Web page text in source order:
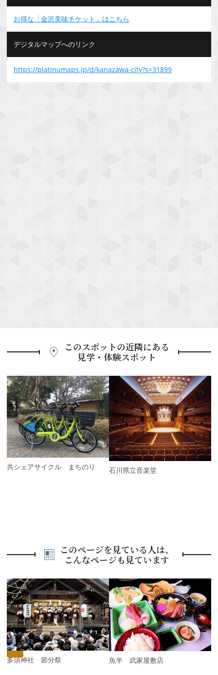
お得な「金沢美味チケット」はこちら
デジタルマップへのリンク
https://platinumaps.jp/d/kanazawa-city?s=31899
このスポットの近隣にある
見学・体験スポット
P
r
e
v
i
o
u
s
公共シェアサイクル まちのり 石川県立音楽堂
N
e
x
t
このページを見ている人は、
こんなページも見ています
P
r
e
v
i
o
u
s
宇多須神社 節分祭 魚半 武家屋敷店
N
e
x
t